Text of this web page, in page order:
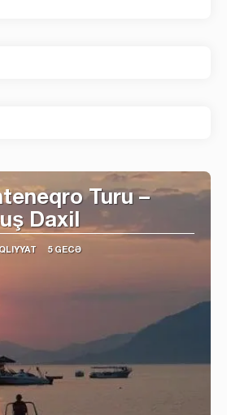
Turu –
Daxil
5 GECƏ